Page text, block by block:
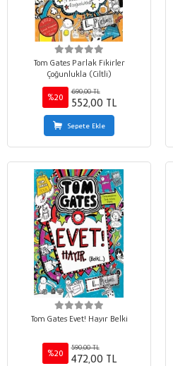
Tom Gates Parlak Fikirler
Çoğunlukla (Ciltli)
%20
690,00 TL
552,00 TL
Sepete Ekle
Tom Gates Evet! Hayır Belki
%20
590,00 TL
472,00 TL